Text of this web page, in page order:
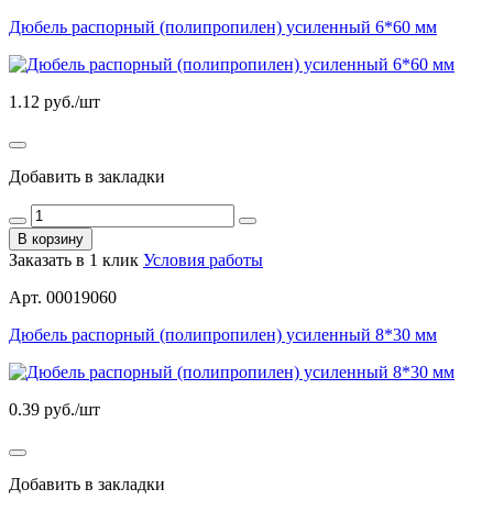
Дюбель распорный (полипропилен) усиленный 6*60 мм
1.12 руб./шт
Добавить в закладки
В корзину
Заказать в 1 клик Условия работы
Арт. 00019060
Дюбель распорный (полипропилен) усиленный 8*30 мм
0.39 руб./шт
Добавить в закладки